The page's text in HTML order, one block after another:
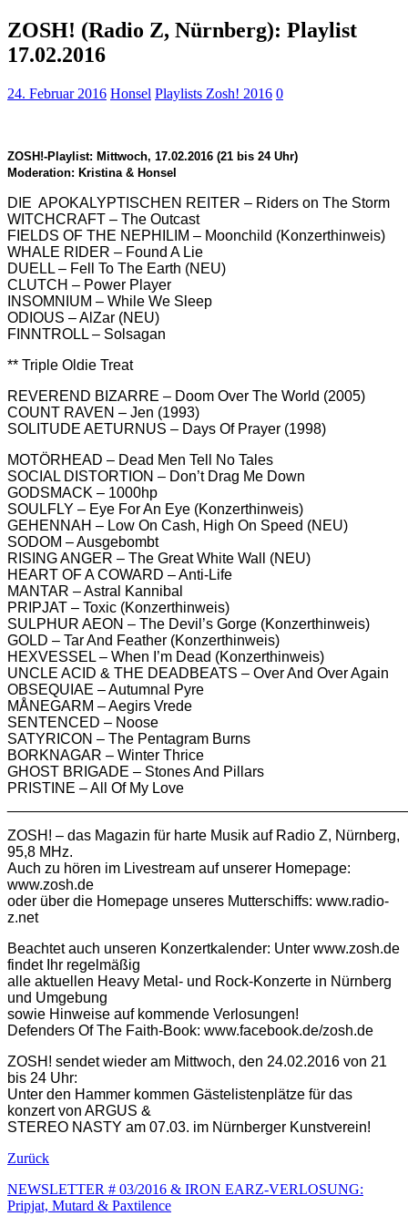
ZOSH! (Radio Z, Nürnberg): Playlist
17.02.2016
24. Februar 2016 Honsel Playlists Zosh! 2016 0
ZOSH!-Playlist: Mittwoch, 17.02.2016 (21 bis 24 Uhr)
Moderation: Kristina & Honsel
DIE APOKALYPTISCHEN REITER – Riders on The Storm
WITCHCRAFT – The Outcast
FIELDS OF THE NEPHILIM – Moonchild (Konzerthinweis)
WHALE RIDER – Found A Lie
DUELL – Fell To The Earth (NEU)
CLUTCH – Power Player
INSOMNIUM – While We Sleep
ODIOUS – AlZar (NEU)
FINNTROLL – Solsagan
** Triple Oldie Treat
REVEREND BIZARRE – Doom Over The World (2005)
COUNT RAVEN – Jen (1993)
SOLITUDE AETURNUS – Days Of Prayer (1998)
MOTÖRHEAD – Dead Men Tell No Tales
SOCIAL DISTORTION – Don’t Drag Me Down
GODSMACK – 1000hp
SOULFLY – Eye For An Eye (Konzerthinweis)
GEHENNAH – Low On Cash, High On Speed (NEU)
SODOM – Ausgebombt
RISING ANGER – The Great White Wall (NEU)
HEART OF A COWARD – Anti-Life
MANTAR – Astral Kannibal
PRIPJAT – Toxic (Konzerthinweis)
SULPHUR AEON – The Devil’s Gorge (Konzerthinweis)
GOLD – Tar And Feather (Konzerthinweis)
HEXVESSEL – When I’m Dead (Konzerthinweis)
UNCLE ACID & THE DEADBEATS – Over And Over Again
OBSEQUIAE – Autumnal Pyre
MÅNEGARM – Aegirs Vrede
SENTENCED – Noose
SATYRICON – The Pentagram Burns
BORKNAGAR – Winter Thrice
GHOST BRIGADE – Stones And Pillars
PRISTINE – All Of My Love
ZOSH! – das Magazin für harte Musik auf Radio Z, Nürnberg,
95,8 MHz.
Auch zu hören im Livestream auf unserer Homepage:
www.zosh.de
oder über die Homepage unseres Mutterschiffs: www.radio-
z.net
Beachtet auch unseren Konzertkalender: Unter www.zosh.de
findet Ihr regelmäßig
alle aktuellen Heavy Metal- und Rock-Konzerte in Nürnberg
und Umgebung
sowie Hinweise auf kommende Verlosungen!
Defenders Of The Faith-Book: www.facebook.de/zosh.de
ZOSH! sendet wieder am Mittwoch, den 24.02.2016 von 21
bis 24 Uhr:
Unter den Hammer kommen Gästelistenplätze für das
konzert von ARGUS &
STEREO NASTY am 07.03. im Nürnberger Kunstverein!
Zurück
NEWSLETTER # 03/2016 & IRON EARZ-VERLOSUNG:
Pripjat, Mutard & Paxtilence